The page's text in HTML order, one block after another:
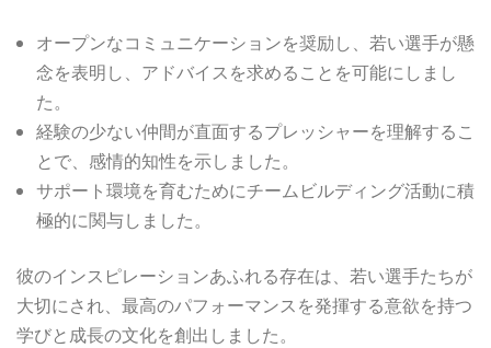
オープンなコミュニケーションを奨励し、若い選手が懸
念を表明し、アドバイスを求めることを可能にしまし
た。
経験の少ない仲間が直面するプレッシャーを理解するこ
とで、感情的知性を示しました。
サポート環境を育むためにチームビルディング活動に積
極的に関与しました。
彼のインスピレーションあふれる存在は、若い選手たちが
大切にされ、最高のパフォーマンスを発揮する意欲を持つ
学びと成長の文化を創出しました。